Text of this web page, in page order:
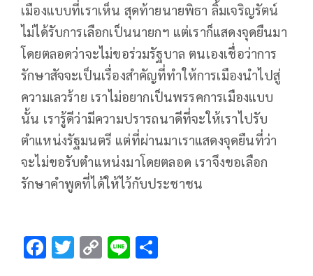
เมืองแบบที่เราเห็น สุดท้ายนายพิธา ลิ้มเจริญรัตน์
ไม่ได้รับการเลือกเป็นนายกฯ แต่เราก็แสดงจุดยืนมา
โดยตลอดว่าจะไม่ขอร่วมรัฐบาล ตนเองเชื่อว่าการ
รักษาสัจจะเป็นเรื่องสำคัญที่ทำให้การเมืองนำไปสู่
ความเลวร้าย เราไม่อยากเป็นพรรคการเมืองแบบ
นั้น เรารู้ดีว่ามีความปรารถนาดีที่จะให้เราไปรับ
ตำแหน่งรัฐมนตรี แต่ที่ผ่านมาเราแสดงจุดยืนที่ว่า
จะไม่ขอรับตำแหน่งมาโดยตลอด เราจึงขอเลือก
รักษาคำพูดที่ได้ให้ไว้กับประชาชน
F T C Li